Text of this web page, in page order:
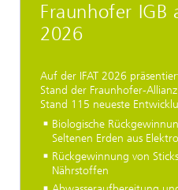
Fraunhofer IGB
2026
Auf der IFAT 2026
Stand der Fraunhofer-Allianz
Stand 115 neueste
Biologische
Seltenen Erden aus
Rückgewinnung von
Nährstoffen